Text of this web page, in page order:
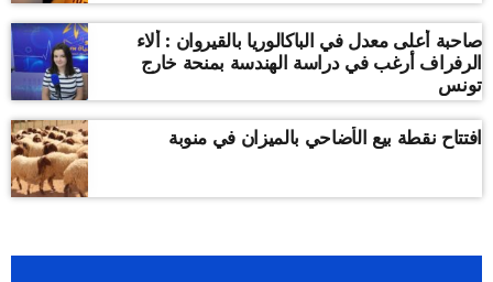
صاحبة أعلى معدل في الباكالوريا بالقيروان : ألاء
الرفراف أرغب في دراسة الهندسة بمنحة خارج
تونس
افتتاح نقطة بيع الأضاحي بالميزان في منوبة